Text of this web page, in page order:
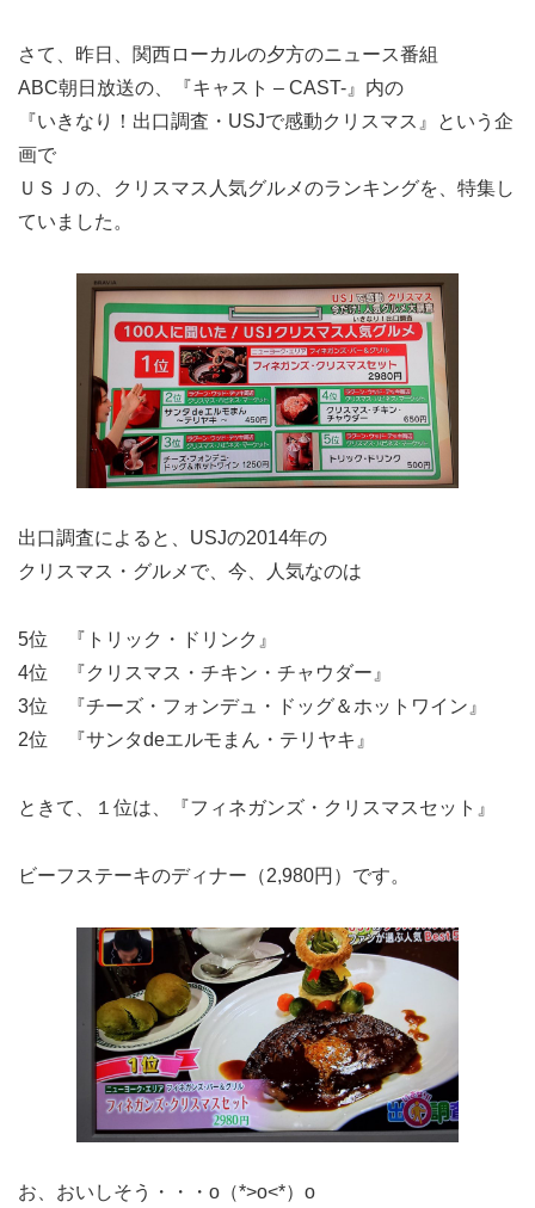
さて、昨日、関西ローカルの夕方のニュース番組
ABC朝日放送の、『キャスト – CAST-』内の
『いきなり！出口調査・USJで感動クリスマス』という企
画で
ＵＳＪの、クリスマス人気グルメのランキングを、特集し
ていました。
出口調査によると、USJの2014年の
クリスマス・グルメで、今、人気なのは
5位 『トリック・ドリンク』
4位 『クリスマス・チキン・チャウダー』
3位 『チーズ・フォンデュ・ドッグ＆ホットワイン』
2位 『サンタdeエルモまん・テリヤキ』
ときて、１位は、『フィネガンズ・クリスマスセット』
ビーフステーキのディナー（2,980円）です。
お、おいしそう・・・o（*>o<*）o